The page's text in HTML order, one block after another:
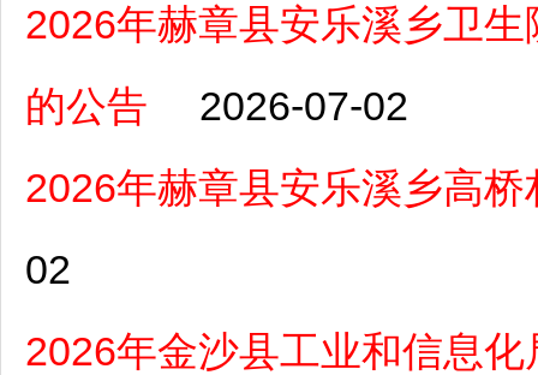
2026年赫章县安乐溪乡卫
的公告
2026-07-02
2026年赫章县安乐溪乡高
02
2026年金沙县工业和信息